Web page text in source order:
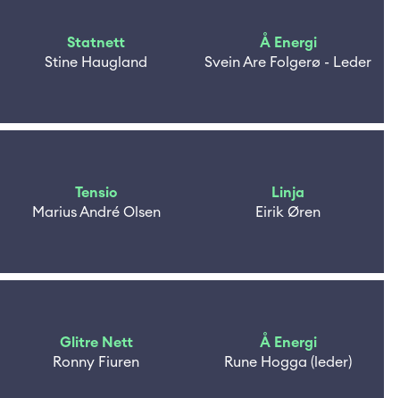
Statnett
Stine Haugland
Å Energi
Svein Are Folgerø - Leder
Tensio
Marius André Olsen
Linja
Eirik Øren
Glitre Nett
Ronny Fiuren
Å Energi
Rune Hogga (leder)